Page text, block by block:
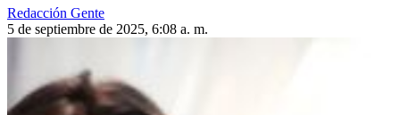
Redacción Gente
5 de septiembre de 2025, 6:08 a. m.